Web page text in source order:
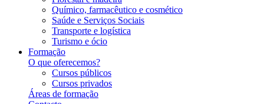
Químico, farmacêutico e cosmético
Saúde e Serviços Sociais
Transporte e logística
Turismo e ócio
Formação
O que oferecemos?
Cursos públicos
Cursos privados
Áreas de formação